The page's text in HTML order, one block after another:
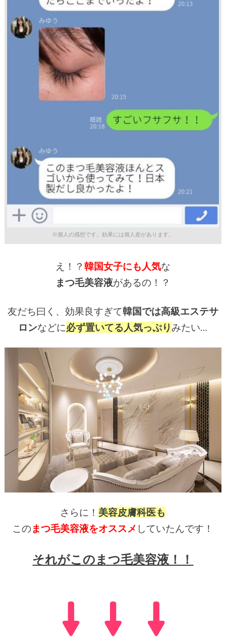
※個人の感想です。効果には個人差があります。
え！？ 韓国女子にも人気な
まつ毛美容液があるの！？
友だち曰く、効果良すぎて韓国では高級エステサ
ロンなどに必ず置いてる人気っぷりみたい…
さらに！ 美容皮膚科医も
このまつ毛美容液をオススメ していたんです！
それがこのまつ毛美容液！！